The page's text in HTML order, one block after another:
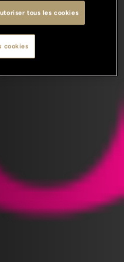
tous les cookies
cookies